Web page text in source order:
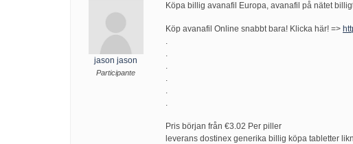
jason jason
Participante
Köpa billig avanafil Europa, avanafil på nätet
Köp avanafil Online snabbt bara! Klicka här! =>
.
.
.
.
.
.
Pris början från €3.02 Per piller
leverans dostinex generika billig köpa tabletter